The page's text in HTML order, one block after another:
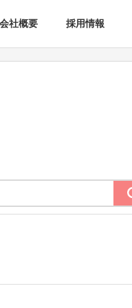
会社概要 採用情報